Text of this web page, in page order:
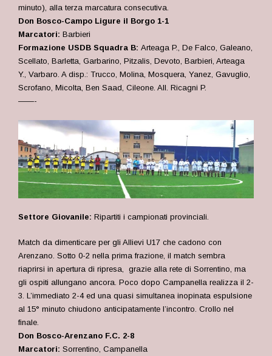
minuto), alla terza marcatura consecutiva.
Don Bosco-Campo Ligure il Borgo 1-1
Marcatori: Barbieri
Formazione USDB Squadra B: Arteaga P., De Falco, Galeano,
Scellato, Barletta, Garbarino, Pitzalis, Devoto, Barbieri, Arteaga
Y., Varbaro. A disp.: Trucco, Molina, Mosquera, Yanez, Gavuglio,
Scrofano, Micolta, Ben Saad, Cileone. All. Ricagni P.
——-
Settore Giovanile: Ripartiti i campionati provinciali.
Match da dimenticare per gli Allievi U17 che cadono con
Arenzano. Sotto 0-2 nella prima frazione, il match sembra
riaprirsi in apertura di ripresa, grazie alla rete di Sorrentino, ma
gli ospiti allungano ancora. Poco dopo Campanella realizza il 2-
3. L’immediato 2-4 ed una quasi simultanea inopinata espulsione
al 15° minuto chiudono anticipatamente l’incontro. Crollo nel
finale.
Don Bosco-Arenzano F.C. 2-8
Marcatori: Sorrentino, Campanella